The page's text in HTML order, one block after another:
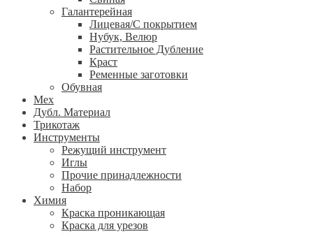
Галантерейная
Лицевая/С покрытием
Нубук, Велюр
Растительное Дубление
Краст
Ременные заготовки
Обувная
Мех
Дубл. Материал
Трикотаж
Инструменты
Режущий инструмент
Иглы
Прочие принадлежности
Набор
Химия
Краска проникающая
Краска для урезов